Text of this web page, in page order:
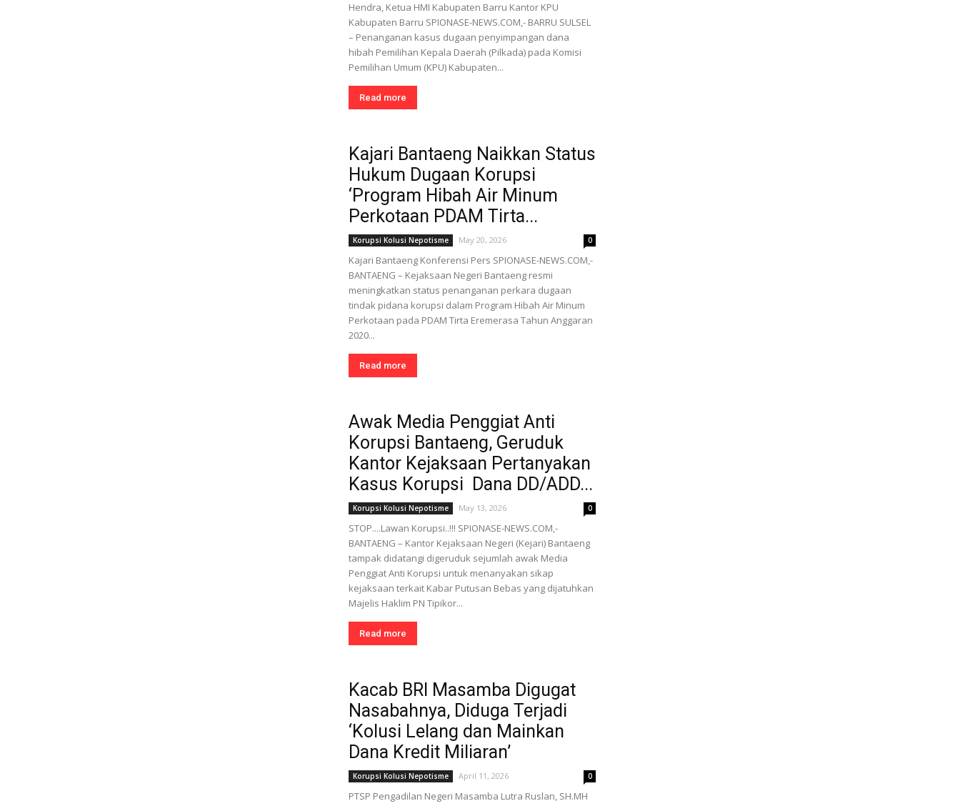
Hendra, Ketua HMI Kabupaten Barru Kantor KPU
Kabupaten Barru SPIONASE-NEWS.COM,- BARRU SULSEL
– Penanganan kasus dugaan penyimpangan dana
hibah Pemilihan Kepala Daerah (Pilkada) pada Komisi
Pemilihan Umum (KPU) Kabupaten...
Read more
Kajari Bantaeng Naikkan Status
Hukum Dugaan Korupsi
‘Program Hibah Air Minum
Perkotaan PDAM Tirta...
Korupsi Kolusi Nepotisme May 20, 2026 0
Kajari Bantaeng Konferensi Pers SPIONASE-NEWS.COM,-
BANTAENG – Kejaksaan Negeri Bantaeng resmi
meningkatkan status penanganan perkara dugaan
tindak pidana korupsi dalam Program Hibah Air Minum
Perkotaan pada PDAM Tirta Eremerasa Tahun Anggaran
2020...
Read more
Awak Media Penggiat Anti
Korupsi Bantaeng, Geruduk
Kantor Kejaksaan Pertanyakan
Kasus Korupsi Dana DD/ADD...
Korupsi Kolusi Nepotisme May 13, 2026 0
STOP....Lawan Korupsi..!!! SPIONASE-NEWS.COM,-
BANTAENG – Kantor Kejaksaan Negeri (Kejari) Bantaeng
tampak didatangi digeruduk sejumlah awak Media
Penggiat Anti Korupsi untuk menanyakan sikap
kejaksaan terkait Kabar Putusan Bebas yang dijatuhkan
Majelis Haklim PN Tipikor...
Read more
Kacab BRI Masamba Digugat
Nasabahnya, Diduga Terjadi
‘Kolusi Lelang dan Mainkan
Dana Kredit Miliaran’
Korupsi Kolusi Nepotisme April 11, 2026 0
PTSP Pengadilan Negeri Masamba Lutra Ruslan, SH.MH